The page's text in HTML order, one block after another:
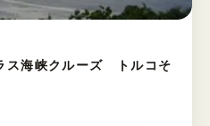
ス海峡クルーズ トルコそ